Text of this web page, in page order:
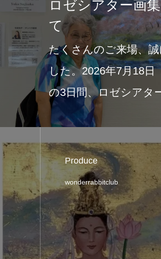
の神仏と祈りの光】テ
坂祐子/画集の出版記念
2026年6月21日付の富士ニュ
中の展示と新作画集『Sacred
日本の美 神仏と祈りの…
Produce
wonderrabbitclub